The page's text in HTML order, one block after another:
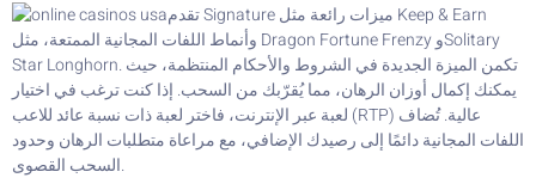
تقدم Signature ميزات رائعة مثل Keep & Earn
وأنماط اللفات المجانية الممتعة، مثل Dragon Fortune Frenzy وSolitary
Star Longhorn. تكمن الميزة الجديدة في الشروط والأحكام المنتظمة، حيث
يمكنك إكمال أوزان الرهان، مما يُقرّبك من السحب. إذا كنت ترغب في اختيار
لعبة عبر الإنترنت، فاختر لعبة ذات نسبة عائد للاعب (RTP) عالية. تُضاف
اللفات المجانية دائمًا إلى رصيدك الإضافي، مع مراعاة متطلبات الرهان وحدود
السحب القصوى.